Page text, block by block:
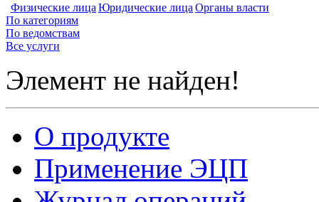
Физические лица Юридические лица Органы власти
По категориям
По ведомствам
Все услуги
Элемент не найден!
О продукте
Применение ЭЦП